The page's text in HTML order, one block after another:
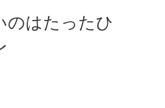
のはたったひ